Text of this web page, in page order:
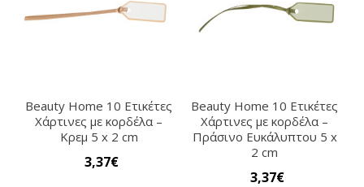
Beauty Home 10 Ετικέτες
Χάρτινες με κορδέλα –
Κρεμ 5 x 2 cm
3,37€
Beauty Home 10 Ετικέτες
Χάρτινες με κορδέλα –
Πράσινο Ευκάλυπτου 5 x
2 cm
3,37€